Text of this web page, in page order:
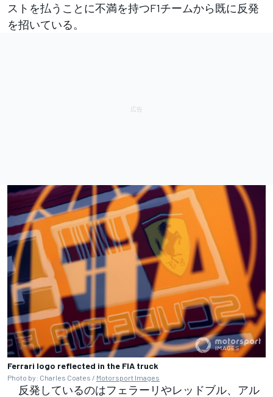
ストを払うことに不満を持つF1チームから既に反発
を招いている。
Ferrari logo reflected in the FIA truck
Photo by: Charles Coates / Motorsport Images
反発しているのはフェラーリやレッドブル、アル